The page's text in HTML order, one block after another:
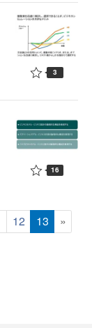
3
16
12 13 »